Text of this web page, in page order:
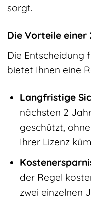
sorgt.
Die Vorteile einer
Die Entscheidung
bietet Ihnen eine
Langfristige
nächsten 2
geschützt,
Ihrer Lizenz
der Regel
zwei einzelnen